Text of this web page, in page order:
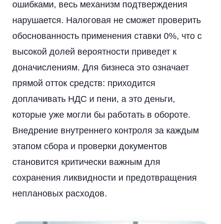
ошибками, весь механизм подтверждения
нарушается. Налоговая не сможет проверить
обоснованность применения ставки 0%, что с
высокой долей вероятности приведет к
доначислениям. Для бизнеса это означает
прямой отток средств: приходится
доплачивать НДС и пени, а это деньги,
которые уже могли бы работать в обороте.
Внедрение внутреннего контроля за каждым
этапом сбора и проверки документов
становится критически важным для
сохранения ликвидности и предотвращения
неплановых расходов.